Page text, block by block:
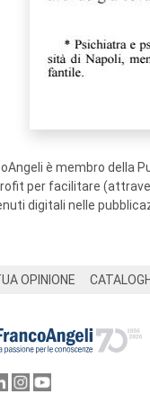
è membro della
per facilitare
digitali nelle
OPINIONE CATALOGHI